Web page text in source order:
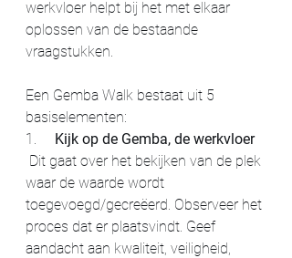
werkvloer helpt bij het met elkaar
oplossen van de bestaande
vraagstukken.
Een Gemba Walk bestaat uit 5
basiselementen:
1. Kijk op de Gemba, de werkvloer
waar de waarde wordt
toegevoegd/gecreëerd. Observeer het
proces dat er plaatsvindt. Geef
aandacht aan kwaliteit, veiligheid,